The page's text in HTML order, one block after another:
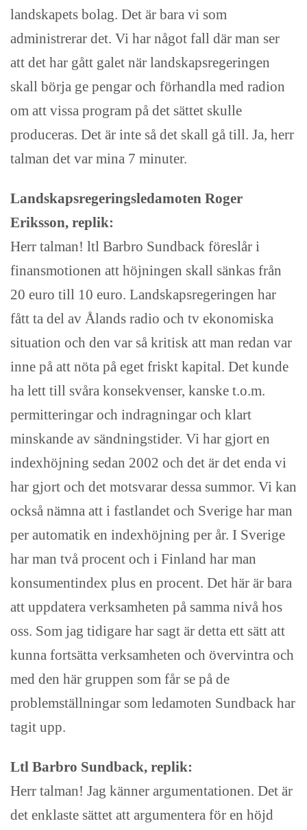
landskapets bolag. Det är bara vi som
administrerar det. Vi har något fall där man ser
att det har gått galet när landskapsregeringen
skall börja ge pengar och förhandla med radion
om att vissa program på det sättet skulle
produceras. Det är inte så det skall gå till. Ja, herr
talman det var mina 7 minuter.
Landskapsregeringsledamoten Roger
Eriksson, replik:
Herr talman! ltl Barbro Sundback föreslår i
finansmotionen att höjningen skall sänkas från
20 euro till 10 euro. Landskapsregeringen har
fått ta del av Ålands radio och tv ekonomiska
situation och den var så kritisk att man redan var
inne på att nöta på eget friskt kapital. Det kunde
ha lett till svåra konsekvenser, kanske t.o.m.
permitteringar och indragningar och klart
minskande av sändningstider. Vi har gjort en
indexhöjning sedan 2002 och det är det enda vi
har gjort och det motsvarar dessa summor. Vi kan
också nämna att i fastlandet och Sverige har man
per automatik en indexhöjning per år. I Sverige
har man två procent och i Finland har man
konsumentindex plus en procent. Det här är bara
att uppdatera verksamheten på samma nivå hos
oss. Som jag tidigare har sagt är detta ett sätt att
kunna fortsätta verksamheten och övervintra och
med den här gruppen som får se på de
problemställningar som ledamoten Sundback har
tagit upp.
Ltl Barbro Sundback, replik:
Herr talman! Jag känner argumentationen. Det är
det enklaste sättet att argumentera för en höjd